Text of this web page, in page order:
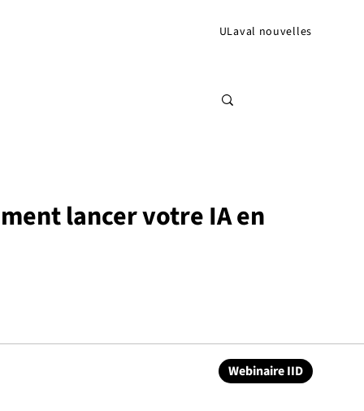
ULaval nouvelles
lancer votre IA en
Webinaire IID